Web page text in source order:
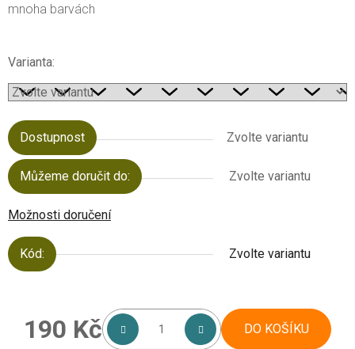
mnoha barvách
Varianta:
Dostupnost Zvolte variantu
Můžeme doručit do: Zvolte variantu
Možnosti doručení
Kód: Zvolte variantu
190 Kč DO KOŠÍKU